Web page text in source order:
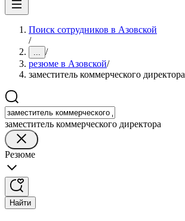
Поиск сотрудников в Азовской
/
... /
резюме в Азовской/
заместитель коммерческого директора
заместитель коммерческого директора
Резюме
Найти